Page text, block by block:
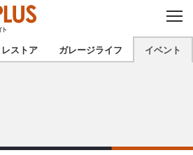
C
O
S
E
厳選プロショップを地域から探す
北陸
レストア ガレージライフ イベント